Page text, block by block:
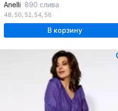
Anelli 890 слива
48, 50, 52, 54, 56
В корзину